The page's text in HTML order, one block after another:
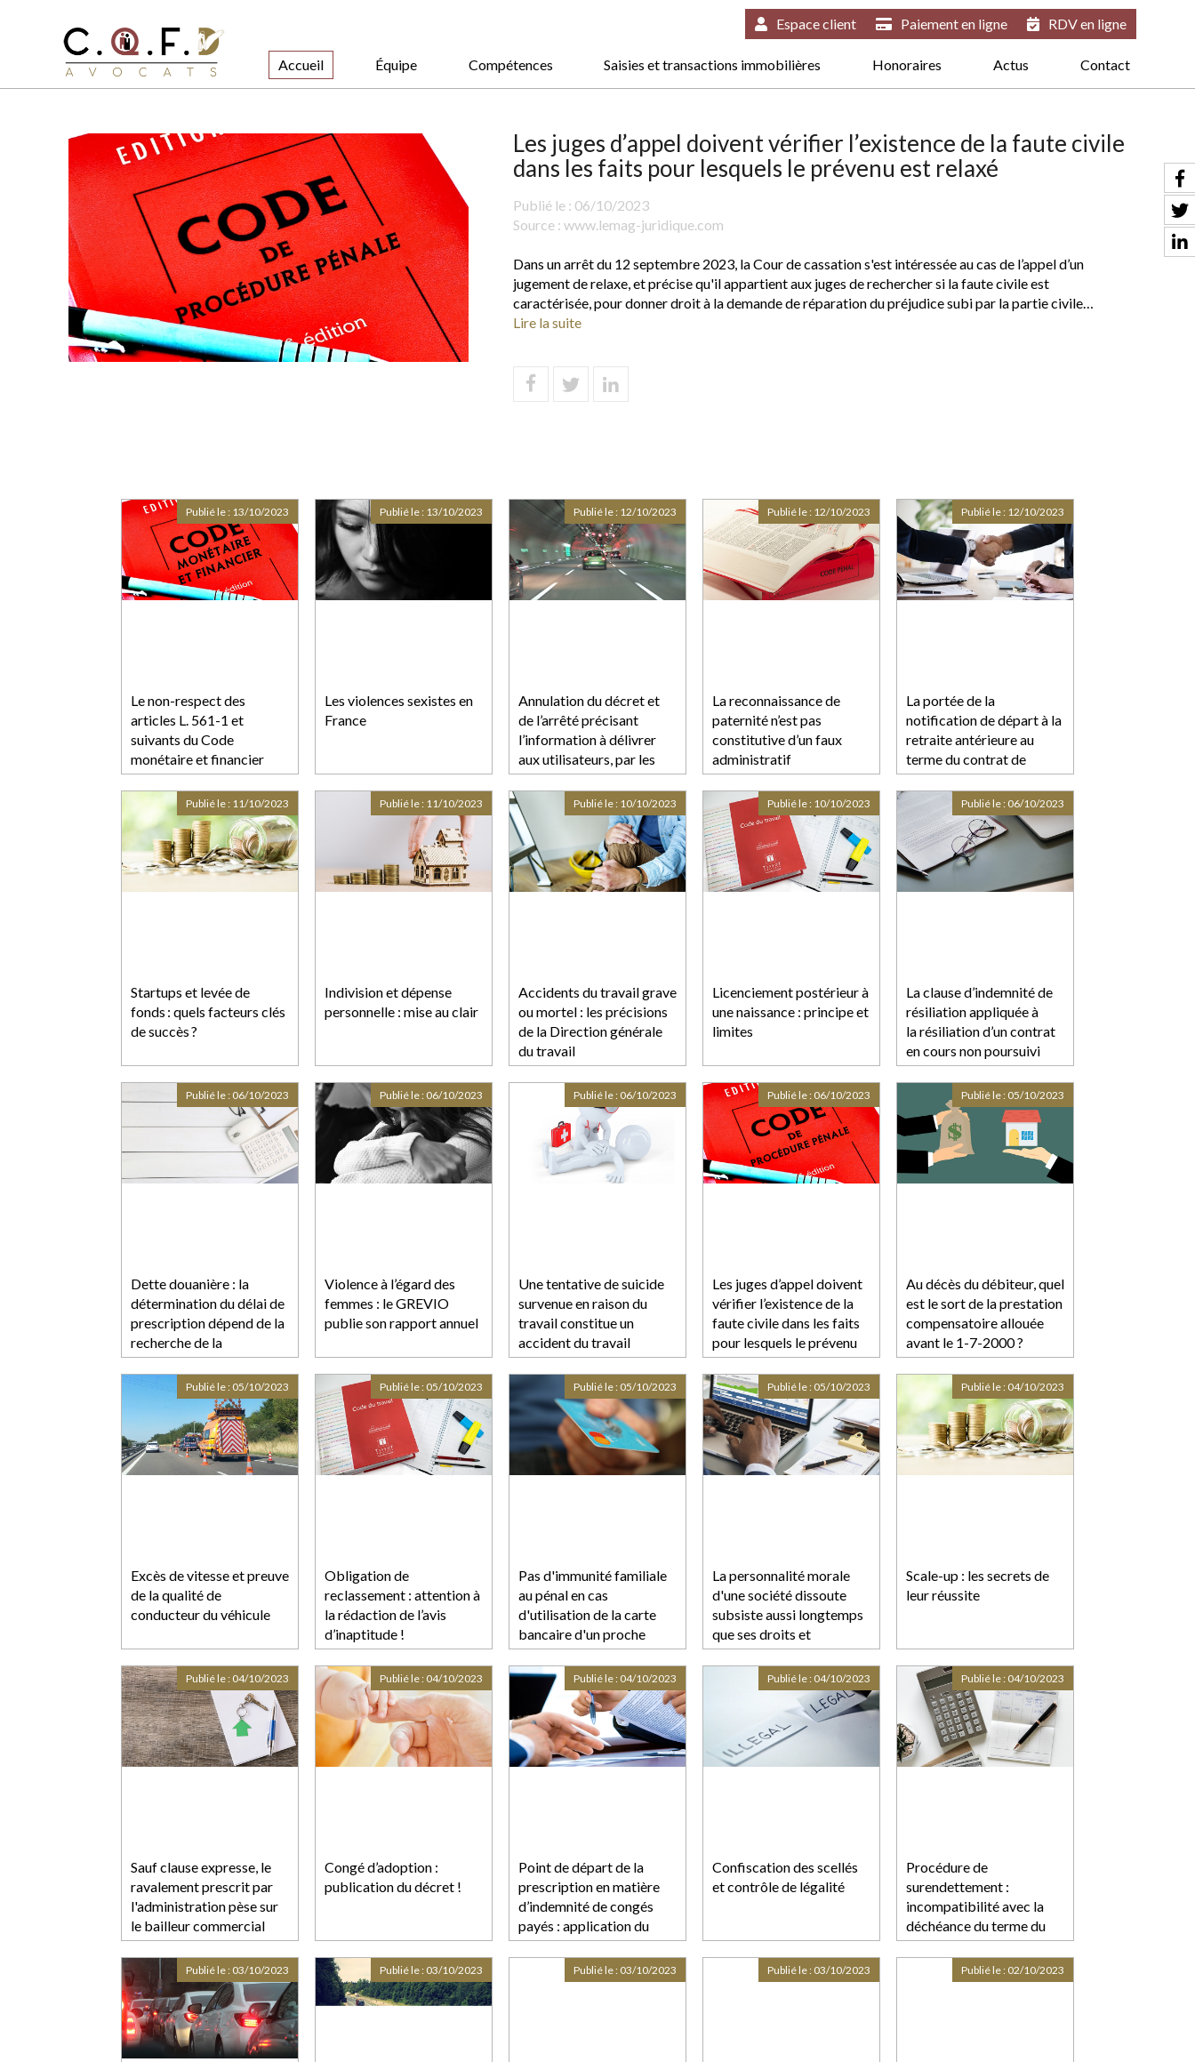
Accueil Équipe Compétences Saisies et transactions immobilières Honoraires Actus Contact
Espace client Paiement en ligne RDV en ligne
Les juges d’appel doivent vérifier l’existence de la faute civile
dans les faits pour lesquels le prévenu est relaxé
Publié le : 06/10/2023
Source : www.lemag-juridique.com
Dans un arrêt du 12 septembre 2023, la Cour de cassation s'est intéressée au cas de l’appel d’un
jugement de relaxe, et précise qu'il appartient aux juges de rechercher si la faute civile est
caractérisée, pour donner droit à la demande de réparation du préjudice subi par la partie civile…
Lire la suite
Le non-respect des
articles L. 561-1 et
suivants du Code
monétaire et financier
peut être constitutif d’une
faute de concurrence
déloyale
Publié le : 13/10/2023
Les violences sexistes en
France
Publié le : 13/10/2023
Annulation du décret et
de l’arrêté précisant
l’information à délivrer
aux utilisateurs, par les
applications de guidage,
sur l’impact
environnemental des
itinéraires proposés
Publié le : 12/10/2023
La reconnaissance de
paternité n’est pas
constitutive d’un faux
administratif
Publié le : 12/10/2023
La portée de la
notification de départ à la
retraite antérieure au
terme du contrat de
mission
Publié le : 12/10/2023
Startups et levée de
fonds : quels facteurs clés
de succès ?
Publié le : 11/10/2023
Indivision et dépense
personnelle : mise au clair
Publié le : 11/10/2023
Accidents du travail grave
ou mortel : les précisions
de la Direction générale
du travail
Publié le : 10/10/2023
Licenciement postérieur à
une naissance : principe et
limites
Publié le : 10/10/2023
La clause d’indemnité de
résiliation appliquée à
la résiliation d’un contrat
en cours non poursuivi
Publié le : 06/10/2023
Dette douanière : la
détermination du délai de
prescription dépend de la
recherche de la
commission d’un acte
passible de poursuites
judiciaires
Publié le : 06/10/2023
Violence à l’égard des
femmes : le GREVIO
publie son rapport annuel
Publié le : 06/10/2023
Une tentative de suicide
survenue en raison du
travail constitue un
accident du travail
Publié le : 06/10/2023
Les juges d’appel doivent
vérifier l’existence de la
faute civile dans les faits
pour lesquels le prévenu
est relaxé
Publié le : 06/10/2023
Au décès du débiteur, quel
est le sort de la prestation
compensatoire allouée
avant le 1-7-2000 ?
Publié le : 05/10/2023
Excès de vitesse et preuve
de la qualité de
conducteur du véhicule
Publié le : 05/10/2023
Obligation de
reclassement : attention à
la rédaction de l’avis
d’inaptitude !
Publié le : 05/10/2023
Pas d'immunité familiale
au pénal en cas
d'utilisation de la carte
bancaire d'un proche
Publié le : 05/10/2023
La personnalité morale
d'une société dissoute
subsiste aussi longtemps
que ses droits et
obligations à caractère
social ne sont pas liquidés
Publié le : 05/10/2023
Scale-up : les secrets de
leur réussite
Publié le : 04/10/2023
Sauf clause expresse, le
ravalement prescrit par
l'administration pèse sur
le bailleur commercial
Publié le : 04/10/2023
Congé d’adoption :
publication du décret !
Publié le : 04/10/2023
Point de départ de la
prescription en matière
d’indemnité de congés
payés : application du
droit de l’Union
européenne
Publié le : 04/10/2023
Confiscation des scellés
et contrôle de légalité
Publié le : 04/10/2023
Procédure de
surendettement :
incompatibilité avec la
déchéance du terme du
prêt
Publié le : 04/10/2023
Publié le : 03/10/2023 Publié le : 03/10/2023 Publié le : 03/10/2023 Publié le : 03/10/2023 Publié le : 02/10/2023